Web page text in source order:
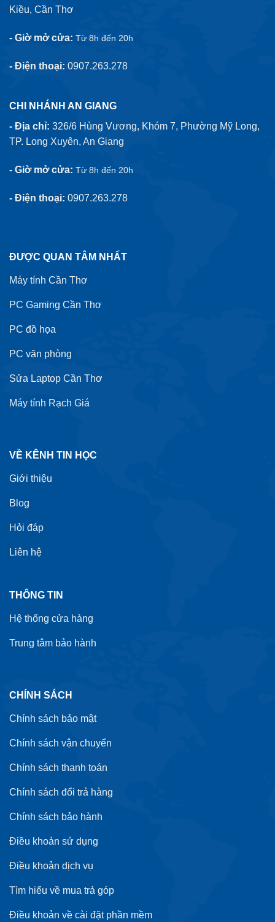
Kiều, Cần Thơ
- Giờ mở cửa: Từ 8h đến 20h
- Điện thoại: 0907.263.278
CHI NHÁNH AN GIANG
- Địa chỉ: 326/6 Hùng Vương, Khóm 7, Phường Mỹ Long,
TP. Long Xuyên, An Giang
- Giờ mở cửa: Từ 8h đến 20h
- Điện thoại: 0907.263.278
ĐƯỢC QUAN TÂM NHẤT
Máy tính Cần Thơ
PC Gaming Cần Thơ
PC đồ họa
PC văn phòng
Sửa Laptop Cần Thơ
Máy tính Rạch Giá
VỀ KÊNH TIN HỌC
Giới thiệu
Blog
Hỏi đáp
Liên hệ
THÔNG TIN
Hệ thống cửa hàng
Trung tâm bảo hành
CHÍNH SÁCH
Chính sách bảo mật
Chính sách vận chuyển
Chính sách thanh toán
Chính sách đổi trả hàng
Chính sách bảo hành
Điều khoản sử dụng
Điều khoản dịch vụ
Tìm hiểu về mua trả góp
Điều khoản về cài đặt phần mềm